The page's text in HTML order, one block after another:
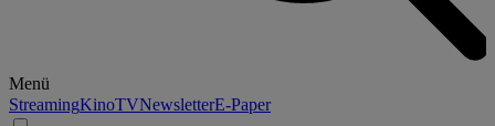
Menü
StreamingKinoTVNewsletterE-Paper